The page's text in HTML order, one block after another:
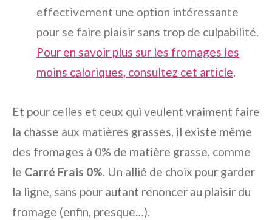
effectivement une option intéressante
pour se faire plaisir sans trop de culpabilité.
Pour en savoir plus sur les fromages les
moins caloriques, consultez cet article.
Et pour celles et ceux qui veulent vraiment faire
la chasse aux matières grasses, il existe même
des fromages à 0% de matière grasse, comme
le Carré Frais 0%. Un allié de choix pour garder
la ligne, sans pour autant renoncer au plaisir du
fromage (enfin, presque…).